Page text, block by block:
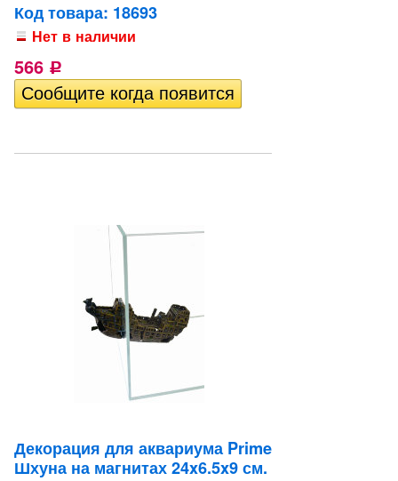
Код товара: 18693
Нет в наличии
566 Р
Декорация для аквариума Prime
Шхуна на магнитах 24x6.5x9 см.